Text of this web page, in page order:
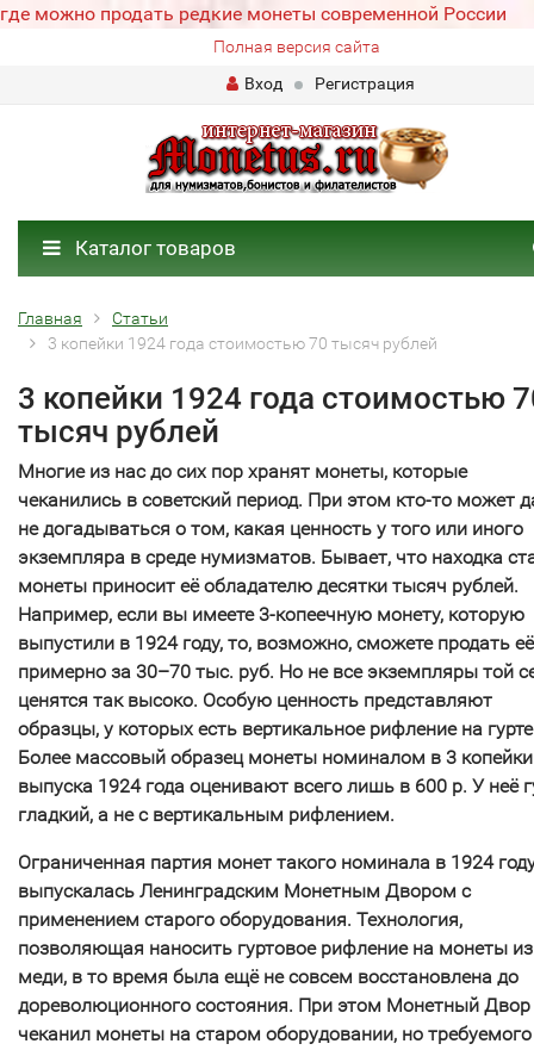
где можно продать редкие монеты современной России
Полная версия сайта
Вход
Регистрация
Каталог товаров
Главная
Статьи
3 копейки 1924 года стоимостью 70 тысяч рублей
3 копейки 1924 года стоимостью
тысяч рублей
Многие из нас до сих пор хранят монеты, которые
чеканились в советский период. При этом кто-то может
не догадываться о том, какая ценность у того или иного
экземпляра в среде нумизматов. Бывает, что находка
монеты приносит её обладателю десятки тысяч рублей.
Например, если вы имеете 3-копеечную монету, которую
выпустили в 1924 году, то, возможно, сможете продать её
примерно за 30–70 тыс. руб. Но не все экземпляры той
ценятся так высоко. Особую ценность представляют
образцы, у которых есть вертикальное рифление на
Более массовый образец монеты номиналом в 3 копейки
выпуска 1924 года оценивают всего лишь в 600 р. У неё
гладкий, а не с вертикальным рифлением.
Ограниченная партия монет такого номинала в 1924
выпускалась Ленинградским Монетным Двором с
применением старого оборудования. Технология,
позволяющая наносить гуртовое рифление на монеты из
меди, в то время была ещё не совсем восстановлена до
дореволюционного состояния. При этом Монетный Двор
чеканил монеты на старом оборудовании, но требуемого